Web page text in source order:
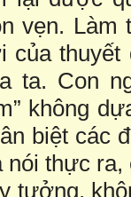
vẹn. Làm
của thuyết
ta. Con
không
biệt các
nói thực ra,
tưởng,